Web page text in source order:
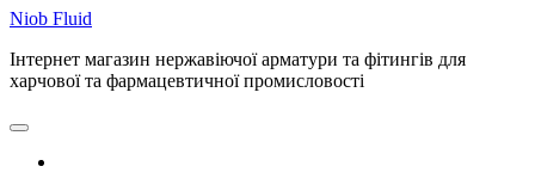
Niob Fluid
Інтернет магазин нержавіючої арматури та фітингів для
харчової та фармацевтичної промисловості